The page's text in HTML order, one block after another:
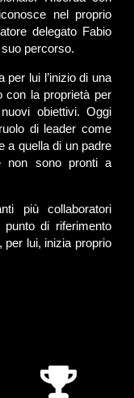
nel proprio
delegato Fabio
percorso.
per lui l’inizio di una
con la proprietà per
obiettivi. Oggi
di leader come
a quella di un padre
non sono pronti a
più collaboratori
di riferimento
per lui, inizia proprio